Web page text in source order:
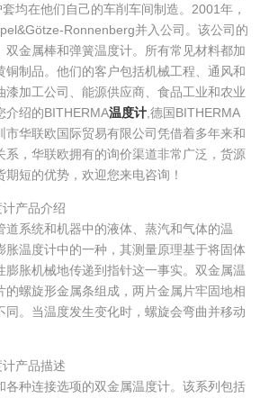
均在他们自己的车削车间制造。2001年，
Ronnenberg并入公司。该公司的
双金属棒和弹簧温度计。所有常见材料都加
铜制品。他们的客户包括机械工程、通风和
漆加工公司、能源供应商、食品工业和农业
介绍的BITHERMA温度计,德国BITHERMA
市华联欧国际贸易有限公司凭借着多年来和
系，华联欧拥有的询价渠道非常广泛，货源
短的优势，欢迎您来电咨询！
产品介绍
道系统和机器中的液体、蒸汽和气体的温
胀温度计中的一种，其测量原理基于将固体
膨胀机械地传递到指针这一事实。双金属温
的螺旋形金属条组成，两片金属片牢固地相
同。当温度发生变化时，螺旋会弯曲并移动
产品描述
各种连接选项的双金属温度计。该系列包括